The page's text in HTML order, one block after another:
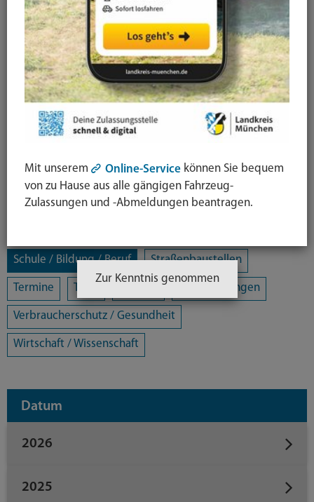
Alle Kategorien Amtsblatt
Arbeit / Gewerbe / Jobcenter
Ausländerrecht & Integration Bauen und Wohnen
Bürgerschaftliches Engagement Chancengleichheit
Eltern- und Jugendberatungsstelle
Freizeit / Kultur / Sport Jugendhilfeplanung
Landratsamt Mobilität
Schule / Bildung / Beruf Straßenbaustellen
Termine Tiere Veranstaltungen
Verbraucherschutz / Gesundheit
Wirtschaft / Wissenschaft
Datum
2026
2025
Mit unserem Online-Service können Sie bequem
von zu Hause aus alle gängigen Fahrzeug-
Zulassungen und -Abmeldungen beantragen.
Zur Kenntnis genommen